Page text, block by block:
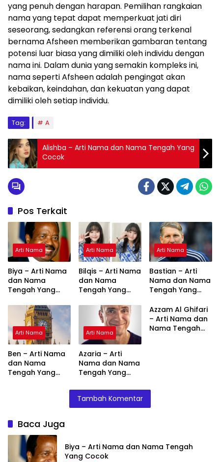
yang penuh dengan harapan. Pemilihan rangkaian
nama yang tepat dapat memperkuat jati diri
seseorang, sedangkan referensi orang terkenal
bernama Afsheen memberikan gambaran tentang
potensi luar biasa yang dimiliki oleh individu dengan
nama ini. Dalam dunia yang semakin kompleks ini,
nama seperti Afsheen adalah pengingat akan
kebaikan, keindahan, dan kekuatan yang dapat
dimiliki oleh setiap individu.
Tag: A
Alishba – Arti Nama dan Nama Tengah Yang
Cocok
Pos Terkait
Arti Nama
Biya – Arti Nama
dan Nama
Tengah Yang
Arti Nama
Bilqis – Arti Nama
dan Nama
Tengah Yang
Arti Nama
Bastian – Arti
Nama dan Nama
Tengah Yang
Arti Nama
Ben – Arti Nama
dan Nama
Tengah Yang
Arti Nama
Azaria – Arti
Nama dan Nama
Tengah Yang
Azzam Al Ghifari
– Arti Nama dan
Nama Tengah
Tambah Komentar
Baca Juga
Biya – Arti Nama dan Nama Tengah
Yang Cocok